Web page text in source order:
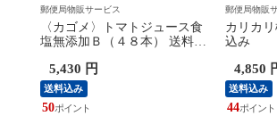
郵便局物販サービス
〈カゴメ〉トマトジュース食
塩無添加Ｂ（４８本） 送料込
5,430 円
送料込み
50
郵便局物販
カリカ
込み
4,850
送料込み
44